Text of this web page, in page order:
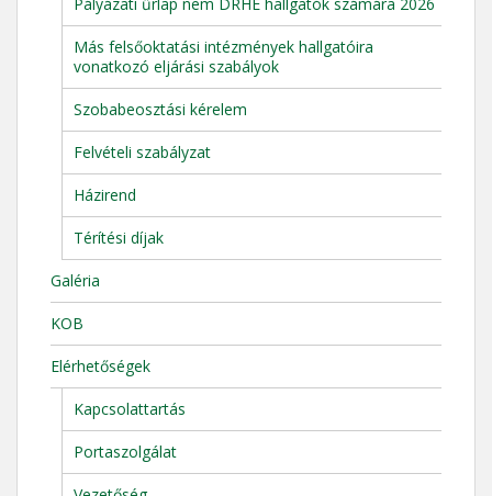
Más felsőoktatási intézmények hallgatóira
vonatkozó eljárási szabályok
Szobabeosztási kérelem
Felvételi szabályzat
Házirend
Térítési díjak
Galéria
KOB
Elérhetőségek
Kapcsolattartás
Portaszolgálat